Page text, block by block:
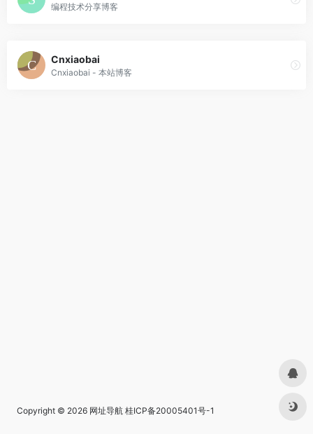
编程技术分享博客
Cnxiaobai
Cnxiaobai - 本站博客
Copyright © 2026 网址导航 桂ICP备20005401号-1